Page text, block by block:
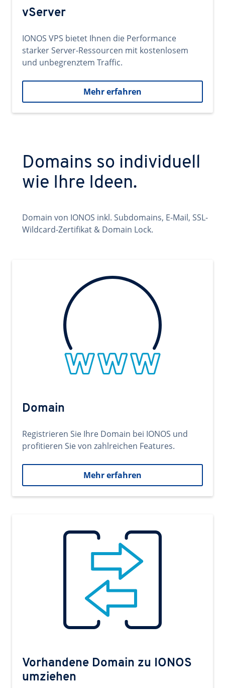
vServer
IONOS VPS bietet Ihnen die Performance
starker Server-Ressourcen mit kostenlosem
und unbegrenztem Traffic.
Mehr erfahren
Domains so individuell
wie Ihre Ideen.
Domain von IONOS inkl. Subdomains, E-Mail, SSL-
Wildcard-Zertifikat & Domain Lock.
Domain
Registrieren Sie Ihre Domain bei IONOS und
profitieren Sie von zahlreichen Features.
Mehr erfahren
Vorhandene Domain zu IONOS
umziehen